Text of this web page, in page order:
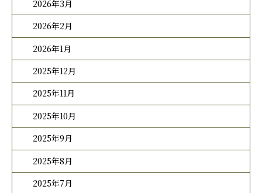
2026年3月
2026年2月
2026年1月
2025年12月
2025年11月
2025年10月
2025年9月
2025年8月
2025年7月